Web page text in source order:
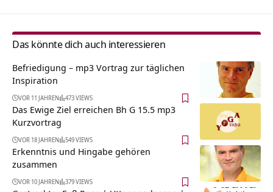
Das könnte dich auch interessieren
Befriedigung – mp3 Vortrag zur täglichen
Inspiration
VOR 11 JAHREN 473 VIEWS
Das Ewige Ziel erreichen Bh G 15.5 mp3
Kurzvortrag
VOR 18 JAHREN 549 VIEWS
Erkenntnis und Hingabe gehören
zusammen
VOR 10 JAHREN 379 VIEWS